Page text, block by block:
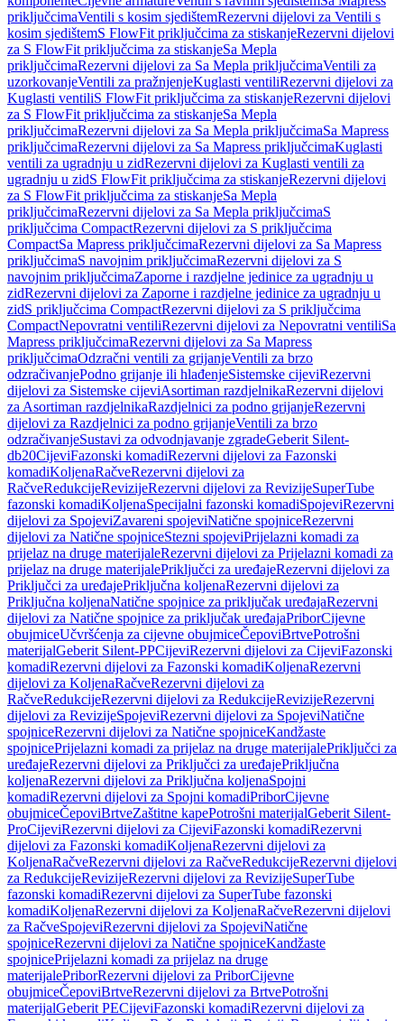
priključcimaVentili s kosim sjedištemRezervni dijelovi za Ventili s
kosim sjedištemS FlowFit priključcima za stiskanjeRezervni dijelovi
za S FlowFit priključcima za stiskanjeSa Mepla
priključcimaRezervni dijelovi za Sa Mepla priključcimaVentili za
uzorkovanjeVentili za pražnjenjeKuglasti ventiliRezervni dijelovi za
Kuglasti ventiliS FlowFit priključcima za stiskanjeRezervni dijelovi
za S FlowFit priključcima za stiskanjeSa Mepla
priključcimaRezervni dijelovi za Sa Mepla priključcimaSa Mapress
priključcimaRezervni dijelovi za Sa Mapress priključcimaKuglasti
ventili za ugradnju u zidRezervni dijelovi za Kuglasti ventili za
ugradnju u zidS FlowFit priključcima za stiskanjeRezervni dijelovi
za S FlowFit priključcima za stiskanjeSa Mepla
priključcimaRezervni dijelovi za Sa Mepla priključcimaS
priključcima CompactRezervni dijelovi za S priključcima
CompactSa Mapress priključcimaRezervni dijelovi za Sa Mapress
priključcimaS navojnim priključcimaRezervni dijelovi za S
navojnim priključcimaZaporne i razdjelne jedinice za ugradnju u
zidRezervni dijelovi za Zaporne i razdjelne jedinice za ugradnju u
zidS priključcima CompactRezervni dijelovi za S priključcima
CompactNepovratni ventiliRezervni dijelovi za Nepovratni ventiliSa
Mapress priključcimaRezervni dijelovi za Sa Mapress
priključcimaOdzračni ventili za grijanjeVentili za brzo
odzračivanjePodno grijanje ili hlađenjeSistemske cijeviRezervni
dijelovi za Sistemske cijeviAsortiman razdjelnikaRezervni dijelovi
za Asortiman razdjelnikaRazdjelnici za podno grijanjeRezervni
dijelovi za Razdjelnici za podno grijanjeVentili za brzo
odzračivanjeSustavi za odvodnjavanje zgradeGeberit Silent-
db20CijeviFazonski komadiRezervni dijelovi za Fazonski
komadiKoljenaRačveRezervni dijelovi za
RačveRedukcijeRevizijeRezervni dijelovi za RevizijeSuperTube
fazonski komadiKoljenaSpecijalni fazonski komadiSpojeviRezervni
dijelovi za SpojeviZavareni spojeviNatične spojniceRezervni
dijelovi za Natične spojniceStezni spojeviPrijelazni komadi za
prijelaz na druge materijaleRezervni dijelovi za Prijelazni komadi za
prijelaz na druge materijalePriključci za uređajeRezervni dijelovi za
Priključci za uređajePriključna koljenaRezervni dijelovi za
Priključna koljenaNatične spojnice za priključak uređajaRezervni
dijelovi za Natične spojnice za priključak uređajaPriborCijevne
obujmiceUčvršćenja za cijevne obujmiceČepoviBrtvePotrošni
materijalGeberit Silent-PPCijeviRezervni dijelovi za CijeviFazonski
komadiRezervni dijelovi za Fazonski komadiKoljenaRezervni
dijelovi za KoljenaRačveRezervni dijelovi za
RačveRedukcijeRezervni dijelovi za RedukcijeRevizijeRezervni
dijelovi za RevizijeSpojeviRezervni dijelovi za SpojeviNatične
spojniceRezervni dijelovi za Natične spojniceKandžaste
spojnicePrijelazni komadi za prijelaz na druge materijalePriključci za
uređajeRezervni dijelovi za Priključci za uređajePriključna
koljenaRezervni dijelovi za Priključna koljenaSpojni
komadiRezervni dijelovi za Spojni komadiPriborCijevne
obujmiceČepoviBrtveZaštitne kapePotrošni materijalGeberit Silent-
ProCijeviRezervni dijelovi za CijeviFazonski komadiRezervni
dijelovi za Fazonski komadiKoljenaRezervni dijelovi za
KoljenaRačveRezervni dijelovi za RačveRedukcijeRezervni dijelovi
za RedukcijeRevizijeRezervni dijelovi za RevizijeSuperTube
fazonski komadiRezervni dijelovi za SuperTube fazonski
komadiKoljenaRezervni dijelovi za KoljenaRačveRezervni dijelovi
za RačveSpojeviRezervni dijelovi za SpojeviNatične
spojniceRezervni dijelovi za Natične spojniceKandžaste
spojnicePrijelazni komadi za prijelaz na druge
materijalePriborRezervni dijelovi za PriborCijevne
obujmiceČepoviBrtveRezervni dijelovi za BrtvePotrošni
materijalGeberit PECijeviFazonski komadiRezervni dijelovi za